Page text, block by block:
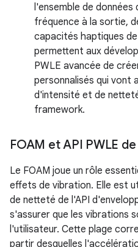
l'ensemble de
fréquence à la sortie,
capacités haptiques
permettent aux
PWLE avancée de
personnalisés qui vont
d'intensité et de
framework.
FOAM et API PWLE
Le FOAM joue un rôle
effets de vibration. Elle est
de netteté de l'API
s'assurer que les vibrations
l'utilisateur. Cette plage
partir desquelles